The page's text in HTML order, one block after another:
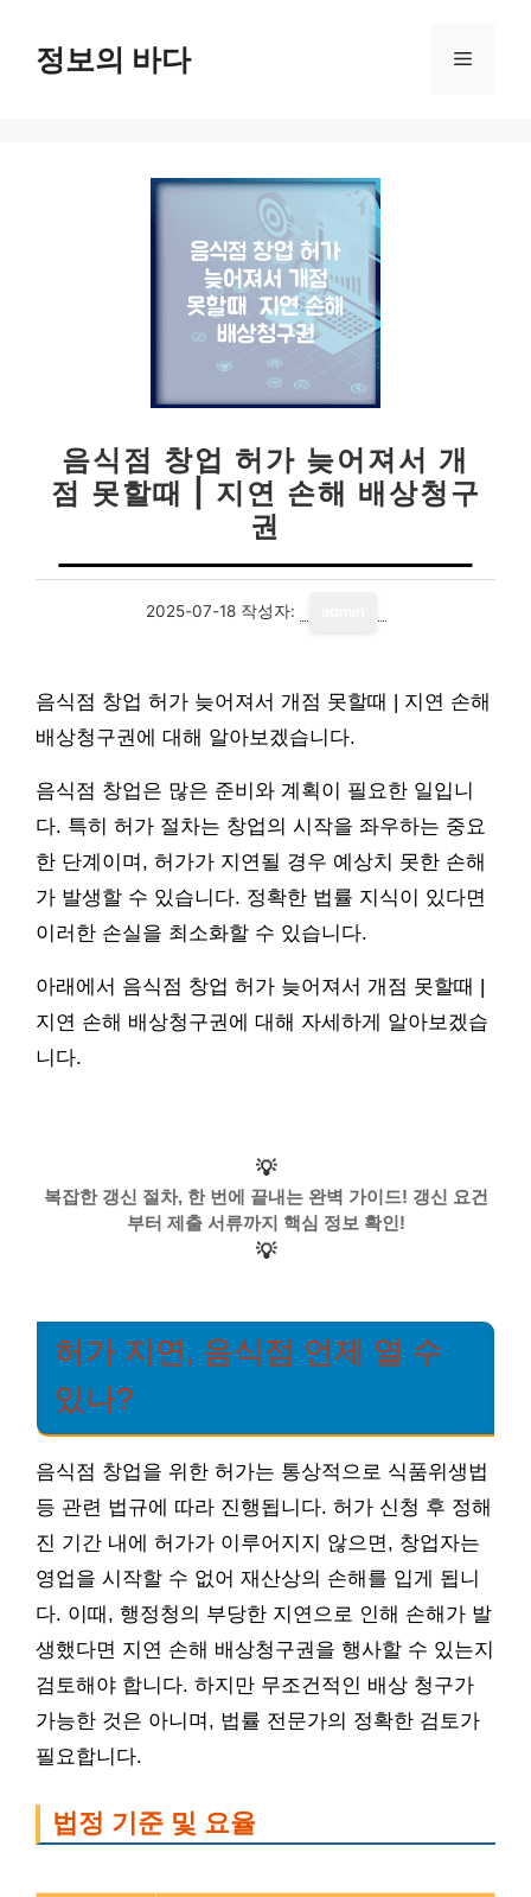
정보의 바다 메
음식점 창업 허가 늦어져서 개
점 못할때 | 지연 손해 배상청구
권
2025-07-18 작성자:
음식점 창업 허가 늦어져서 개점 못할때 | 지연 손해
배상청구권에 대해 알아보겠습니다.
음식점 창업은 많은 준비와 계획이 필요한 일입니
다. 특히 허가 절차는 창업의 시작을 좌우하는 중요
한 단계이며, 허가가 지연될 경우 예상치 못한 손해
가 발생할 수 있습니다. 정확한 법률 지식이 있다면
이러한 손실을 최소화할 수 있습니다.
아래에서 음식점 창업 허가 늦어져서 개점 못할때 |
지연 손해 배상청구권에 대해 자세하게 알아보겠습
니다.
💡
복잡한 갱신 절차, 한 번에 끝내는 완벽 가이드! 갱신 요건
부터 제출 서류까지 핵심 정보 확인!
💡
허가 지연, 음식점 언제 열 수
있나?
음식점 창업을 위한 허가는 통상적으로 식품위생법
등 관련 법규에 따라 진행됩니다. 허가 신청 후 정해
진 기간 내에 허가가 이루어지지 않으면, 창업자는
영업을 시작할 수 없어 재산상의 손해를 입게 됩니
다. 이때, 행정청의 부당한 지연으로 인해 손해가 발
생했다면 지연 손해 배상청구권을 행사할 수 있는지
검토해야 합니다. 하지만 무조건적인 배상 청구가
가능한 것은 아니며, 법률 전문가의 정확한 검토가
필요합니다.
법정 기준 및 요율